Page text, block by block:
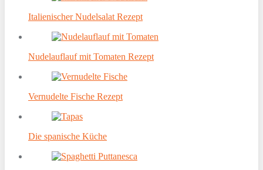
Italienischer Nudelsalat Rezept
Nudelauflauf mit Tomaten Rezept
Vernudelte Fische Rezept
Die spanische Küche